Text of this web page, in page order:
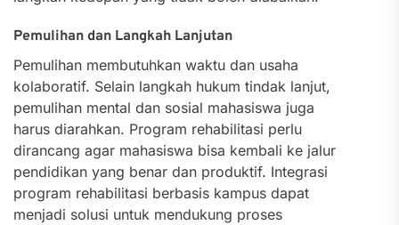
Pemulihan dan Langkah Lanjutan
Pemulihan membutuhkan waktu dan usaha
kolaboratif. Selain langkah hukum tindak lanjut,
pemulihan mental dan sosial mahasiswa juga
harus diarahkan. Program rehabilitasi perlu
dirancang agar mahasiswa bisa kembali ke jalur
pendidikan yang benar dan produktif. Integrasi
program rehabilitasi berbasis kampus dapat
menjadi solusi untuk mendukung proses